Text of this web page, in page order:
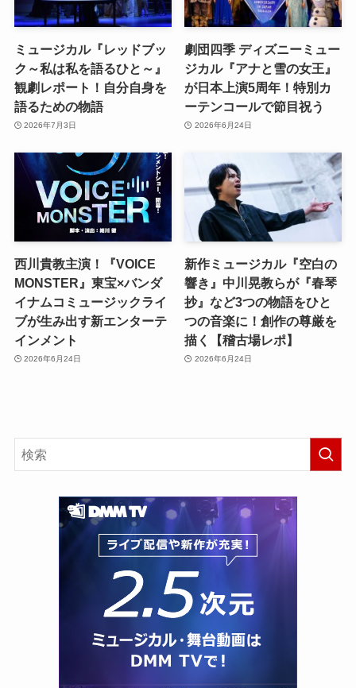
ミュージカル『レッドブッ
ク～私は私を語るひと～』
観劇レポート！自分自身を
語るための物語
2026年7月3日
劇団四季 ディズニーミュー
ジカル『アナと雪の女王』
が日本上演5周年！特別カ
ーテンコールで節目祝う
2026年6月24日
西川貴教主演！『VOICE
MONSTER』東宝×バンダ
イナムコミュージックライ
ブが生み出す新エンターテ
インメント
2026年6月24日
新作ミュージカル『空白の
響き』中川晃教らが『春琴
抄』など3つの物語をひと
つの音楽に！創作の尊厳を
描く【稽古場レポ】
2026年6月24日